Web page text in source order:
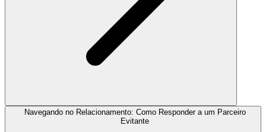
Navegando no Relacionamento: Como Responder a um Parceiro
Evitante